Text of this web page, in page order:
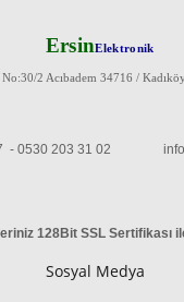
ErsinElektronik
2 Acıbadem 34716 /
- 0530 203 31 02 info
128Bit SSL Sertifikası
Sosyal Medya